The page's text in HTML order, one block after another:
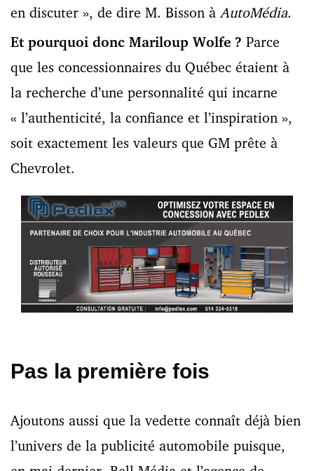
en discuter », de dire M. Bisson à AutoMédia.
Et pourquoi donc Mariloup Wolfe ? Parce
que les concessionnaires du Québec étaient à
la recherche d’une personnalité qui incarne
« l’authenticité, la confiance et l’inspiration »,
soit exactement les valeurs que GM prête à
Chevrolet.
Pas la première fois
Ajoutons aussi que la vedette connaît déjà bien
l’univers de la publicité automobile puisque,